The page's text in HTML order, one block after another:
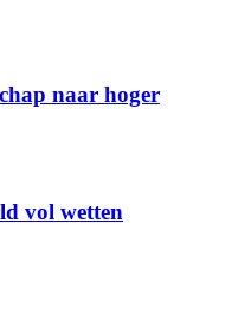
naar hoger
vol wetten